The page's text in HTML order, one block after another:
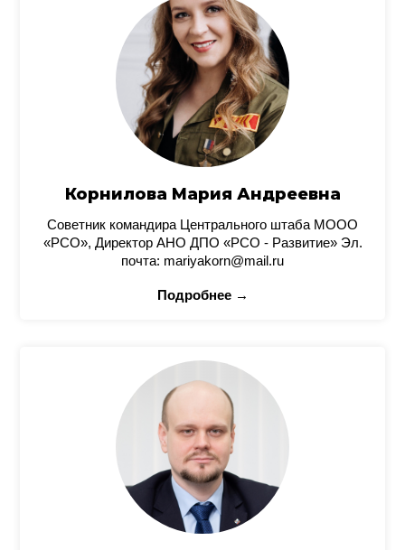
Корнилова Мария Андреевна
Советник командира Центрального штаба МООО
«РСО», Директор АНО ДПО «РСО - Развитие» Эл.
почта: mariyakorn@mail.ru
Подробнее →